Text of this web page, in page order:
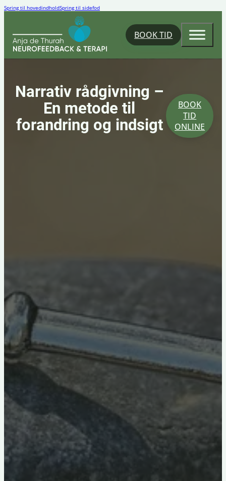
Spring til hovedindholdSpring til sidefod
BOOK TID
Narrativ rådgivning –
En metode til
forandring og indsigt
BOOK
TID
ONLINE